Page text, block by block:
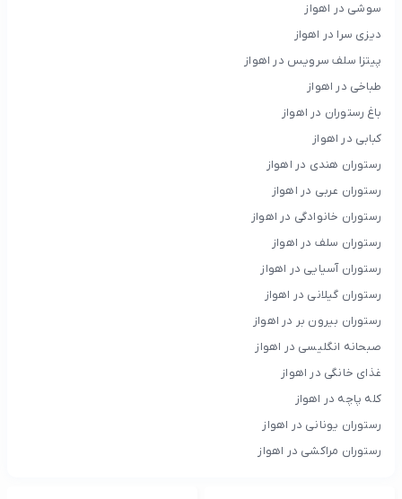
سوشی در اهواز
دیزی سرا در اهواز
پیتزا سلف سرویس در اهواز
طباخی در اهواز
باغ رستوران در اهواز
کبابی در اهواز
رستوران هندی در اهواز
رستوران عربی در اهواز
رستوران خانوادگی در اهواز
رستوران سلف در اهواز
رستوران آسیایی در اهواز
رستوران گیلانی در اهواز
رستوران بیرون بر در اهواز
صبحانه انگلیسی در اهواز
غذای خانگی در اهواز
کله پاچه در اهواز
رستوران یونانی در اهواز
رستوران مراکشی در اهواز